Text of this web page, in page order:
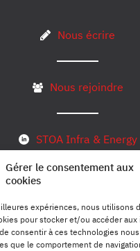
Gérer le consentement aux
cookies
expériences, nous utilisons
pour stocker et/ou accéder aux
consentir à ces technologies
que le comportement de
Nous écrire
Nous rejoindre
STOA Infra & Energy
Mentions légales